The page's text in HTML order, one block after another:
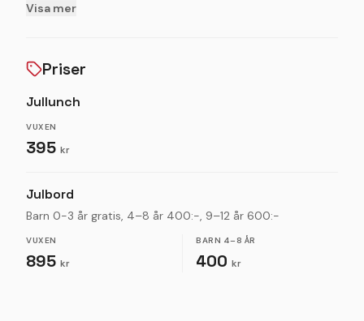
En lyxigare 3-rätters jullunch serveras tisdag–
liten dessert till kaffet.
Visa mer
Priser
Jullunch
VUXEN
395 kr
Julbord
Barn 0-3 år gratis, 4–8 år 400:-, 9–12 år 600:-
VUXEN
895 kr
BARN 4–8 ÅR
400 kr